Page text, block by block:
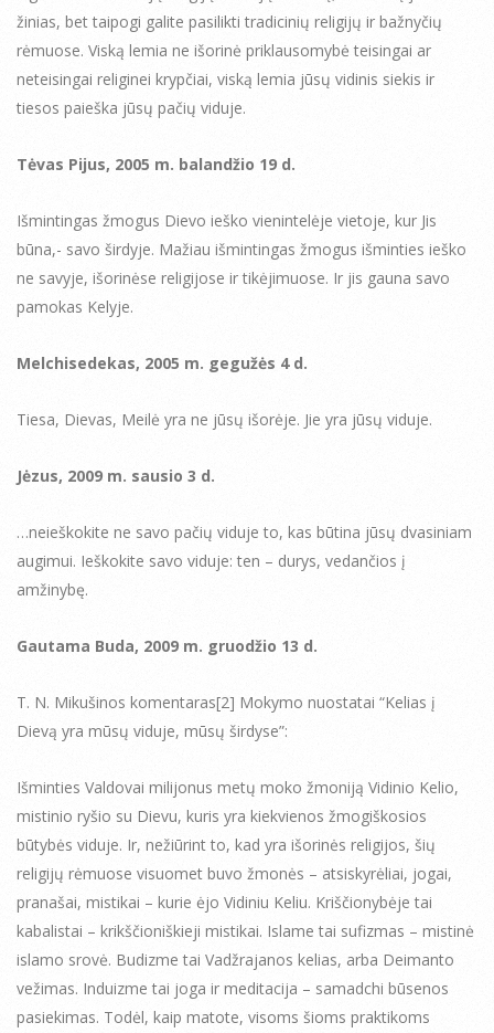
žinias, bet taipogi galite pasilikti tradicinių religijų ir bažnyčių
rėmuose. Viską lemia ne išorinė priklausomybė teisingai ar
neteisingai religinei krypčiai, viską lemia jūsų vidinis siekis ir
tiesos paieška jūsų pačių viduje.
Tėvas Pijus, 2005 m. balandžio 19 d.
Išmintingas žmogus Dievo ieško vienintelėje vietoje, kur Jis
būna,- savo širdyje. Mažiau išmintingas žmogus išminties ieško
ne savyje, išorinėse religijose ir tikėjimuose. Ir jis gauna savo
pamokas Kelyje.
Melchisedekas, 2005 m. gegužės 4 d.
Tiesa, Dievas, Meilė yra ne jūsų išorėje. Jie yra jūsų viduje.
Jėzus, 2009 m. sausio 3 d.
…neieškokite ne savo pačių viduje to, kas būtina jūsų dvasiniam
augimui. Ieškokite savo viduje: ten – durys, vedančios į
amžinybę.
Gautama Buda, 2009 m. gruodžio 13 d.
T. N. Mikušinos komentaras[2] Mokymo nuostatai “Kelias į
Dievą yra mūsų viduje, mūsų širdyse”:
Išminties Valdovai milijonus metų moko žmoniją Vidinio Kelio,
mistinio ryšio su Dievu, kuris yra kiekvienos žmogiškosios
būtybės viduje. Ir, nežiūrint to, kad yra išorinės religijos, šių
religijų rėmuose visuomet buvo žmonės – atsiskyrėliai, jogai,
pranašai, mistikai – kurie ėjo Vidiniu Keliu. Kriščionybėje tai
kabalistai – krikščioniškieji mistikai. Islame tai sufizmas – mistinė
islamo srovė. Budizme tai Vadžrajanos kelias, arba Deimanto
vežimas. Induizme tai joga ir meditacija – samadchi būsenos
pasiekimas. Todėl, kaip matote, visoms šioms praktikoms